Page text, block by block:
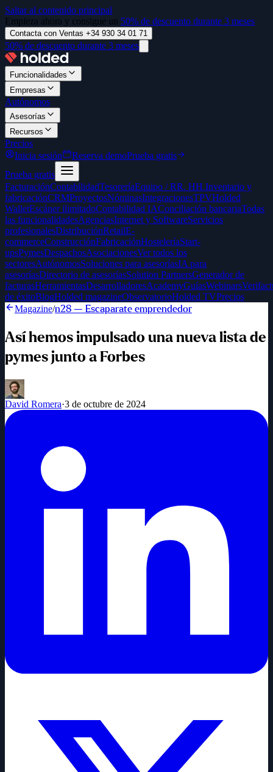
Saltar al contenido principal
Empieza ahora y consigue un 50% de descuento durante 3 meses
Contacta con Ventas +34 930 34 01 71
50% de descuento durante 3 meses
Funcionalidades
Empresas
Autónomos
Asesorías
Recursos
Precios
Inicia sesión
Reserva demoPrueba gratis
Prueba gratis
FacturaciónContabilidadTesoreríaEquipo / RR. HH.Inventario y
fabricaciónCRMProyectosNóminasIntegracionesTPVHolded
WalletEscáner ilimitadoContabilidad IAConciliación bancariaTodas
las funcionalidadesAgenciasInternet y SoftwareServicios
profesionalesDistribuciónRetailE-
commerceConstrucciónFabricaciónHosteleríaStart-
upsPymesDespachosAsociacionesVer todos los
sectoresAutónomosSoluciones para asesoríasIA para
asesoríasDirectorio de asesoríasSolution PartnersGenerador de
facturasHerramientasDesarrolladoresAcademyGuíasWebinars
de éxitoBlogHolded magazineObservatorioHolded TVPrecios
Magazine/n28 — Escaparate emprendedor
Así hemos impulsado una nueva lista de
pymes junto a Forbes
David Romera·3 de octubre de 2024